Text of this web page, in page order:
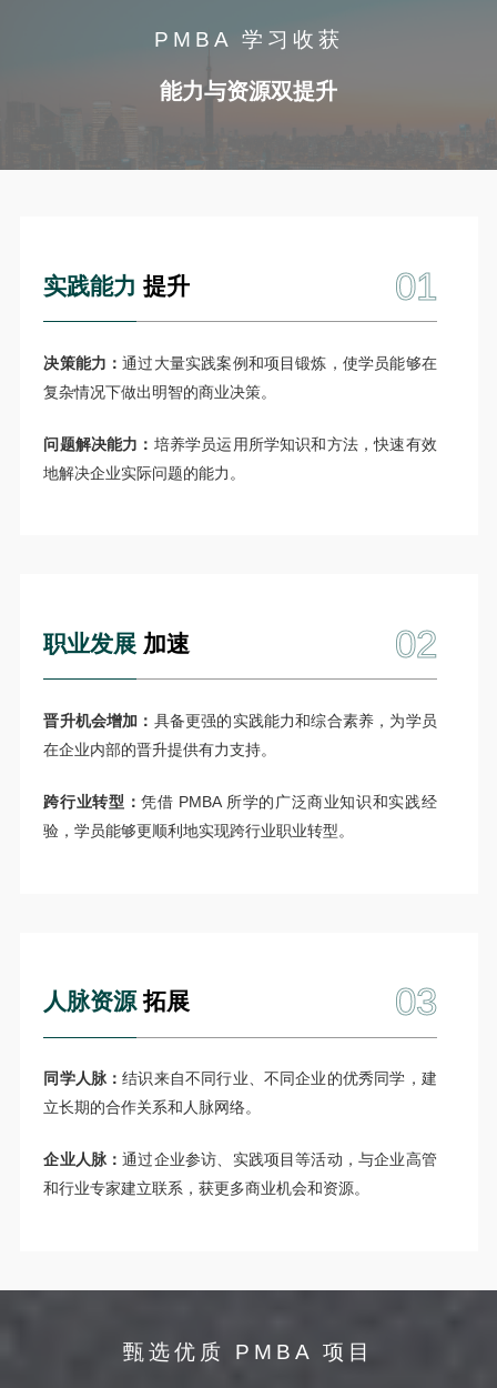
PMBA 学习收获
能力与资源双提升
实践能力 提升 01
决策能力：通过大量实践案例和项目锻炼，使学员能够在
复杂情况下做出明智的商业决策。
问题解决能力： 培养学员运用所学知识和方法，快速有效
地解决企业实际问题的能力。
职业发展 加速 02
晋升机会增加： 具备更强的实践能力和综合素养，为学员
在企业内部的晋升提供有力支持。
跨行业转型：凭借 PMBA 所学的广泛商业知识和实践经
验，学员能够更顺利地实现跨行业职业转型。
人脉资源 拓展 03
同学人脉：结识来自不同行业、不同企业的优秀同学，建
立长期的合作关系和人脉网络。
企业人脉：通过企业参访、实践项目等活动，与企业高管
和行业专家建立联系，获更多商业机会和资源。
甄选优质 PMBA 项目